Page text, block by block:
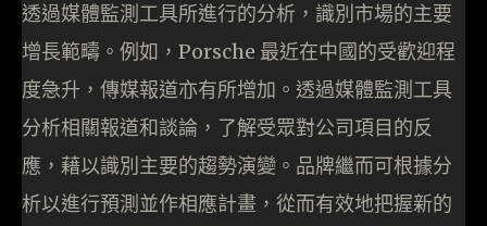
透過媒體監測工具所進行的分析，識別市場的主要
增長範疇。例如，Porsche 最近在中國的受歡迎程
度急升，傳媒報道亦有所增加。透過媒體監測工具
分析相關報道和談論，了解受眾對公司項目的反
應，藉以識別主要的趨勢演變。品牌繼而可根據分
析以進行預測並作相應計畫，從而有效地把握新的